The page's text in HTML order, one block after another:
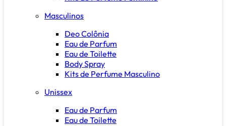
Masculinos
Deo Colônia
Eau de Parfum
Eau de Toilette
Body Spray
Kits de Perfume Masculino
Unissex
Eau de Parfum
Eau de Toilette